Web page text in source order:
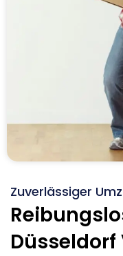
Zuverlässiger
Düsseldorf